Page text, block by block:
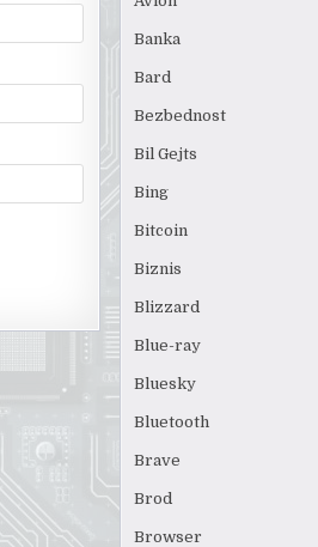
Banka
Bard
Bezbednost
Bil Gejts
Bing
Bitcoin
Biznis
Blizzard
Blue-ray
Bluesky
Bluetooth
Brave
Brod
Browser